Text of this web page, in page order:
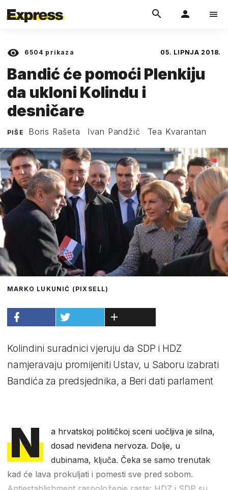
6504 prikaza 05. LIPNJA 2018.
Bandić će pomoći Plenkiju
da ukloni Kolindu i
desničare
PIŠE Boris Rašeta Ivan Pandžić Tea Kvarantan
MARKO LUKUNIĆ (PIXSELL)
Kolindini suradnici vjeruju da SDP i HDZ
namjeravaju promijeniti Ustav, u Saboru izabrati
Bandića za predsjednika, a Beri dati parlament
N
a hrvatskoj političkoj sceni uočljiva je silna,
dosad neviđena nervoza. Dolje, u
dubinama, ključa. Čeka se samo trenutak
kad će lava prokuljati i pomesti sve pred sobom.